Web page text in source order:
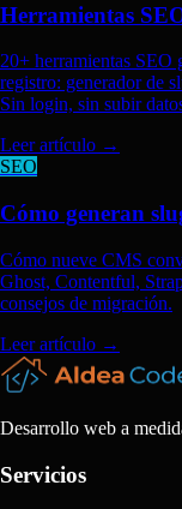
Herramientas
20+ herramientas SEO
registro: generador de
Sin login, sin subir
Leer artículo →
SEO
Cómo generan
Cómo nueve CMS
Ghost, Contentful,
consejos de migración.
Leer artículo →
Desarrollo web a
Servicios